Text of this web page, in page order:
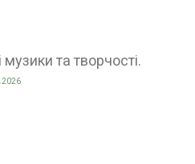
музики та творчості.